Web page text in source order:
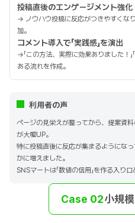
投稿直後のエンゲージメント強化
→ ノウハウ投稿に反応がつきやすくな
加。
コメント導入で「実践感」を演出
→「この方法、実際に効果ありました！
ある流れを作成。
利用者の声
ページの見栄えが整ってから、提案資
が大幅UP。
特に投稿直後に反応が集まるようにな
かに増えました。
SNSマートは「数値の信用」を作る入り
Case 02小規